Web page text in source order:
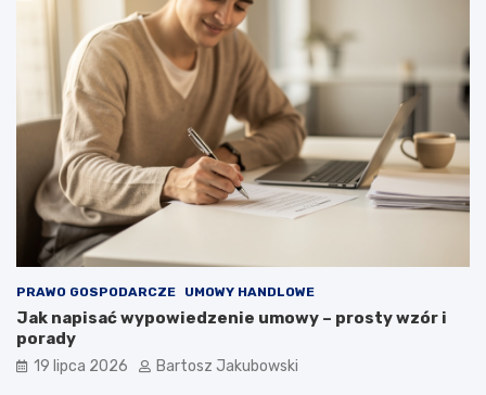
PRAWO GOSPODARCZE UMOWY HANDLOWE
Jak napisać wypowiedzenie umowy – prosty wzór i
porady
19 lipca 2026 Bartosz Jakubowski